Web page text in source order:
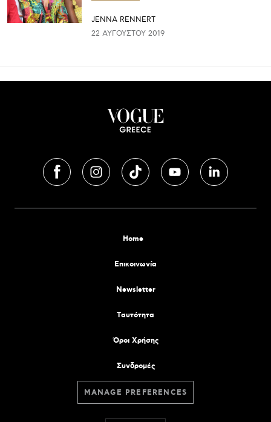
JENNA RENNERT
22 ΑΥΓΟΎΣΤΟΥ 2019
Home
Επικοινωνία
Newsletter
Tαυτότητα
Όροι Χρήσης
Συνδρομές
MANAGE PREFERENCES